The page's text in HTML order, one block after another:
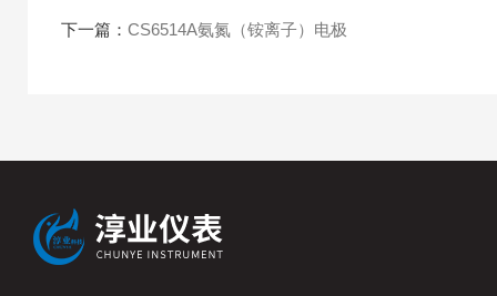
下一篇： CS6514A氨氮（铵离子）电极